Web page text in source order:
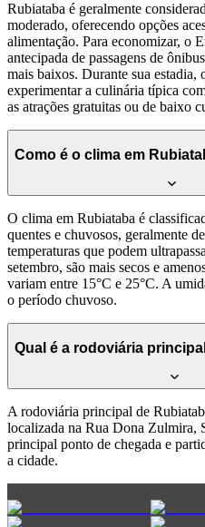
Rubiataba é geralmente
moderado, oferecendo opções
alimentação. Para economizar, o
antecipada de passagens de
mais baixos. Durante sua estadia,
experimentar a culinária típica
as atrações gratuitas ou de baixo
Como é o clima em
O clima em Rubiataba é
quentes e chuvosos, geralmente
temperaturas que podem
setembro, são mais secos e
variam entre 15°C e 25°C. A
o período chuvoso.
Qual é a rodoviária
A rodoviária principal de
localizada na Rua Dona Zulmira,
principal ponto de chegada e
a cidade.